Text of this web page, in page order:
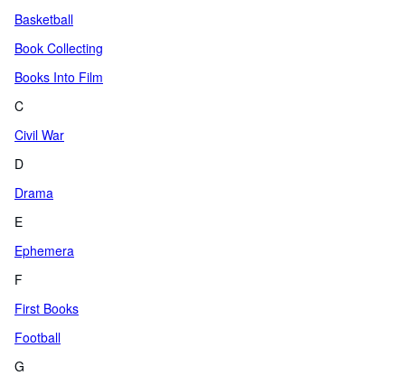
Basketball
Book Collecting
Books Into Film
C
Civil War
D
Drama
E
Ephemera
F
First Books
Football
G